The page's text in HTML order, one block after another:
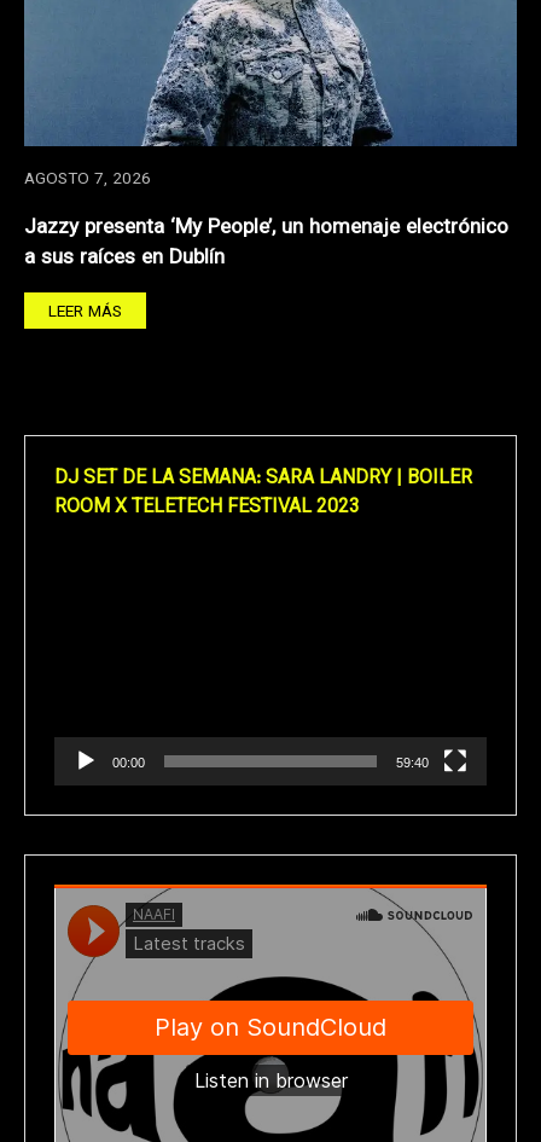
AGOSTO 7, 2026
Jazzy presenta ‘My People’, un homenaje electrónico
a sus raíces en Dublín
LEER MÁS
DJ SET DE LA SEMANA: SARA LANDRY | BOILER
ROOM X TELETECH FESTIVAL 2023
00:00 59:40